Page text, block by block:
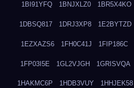
1BI91YFQ 1BNJXLZ0 1BR5X4KO
1DBSQ817 1DRJ3XP8 1E2BYTZD
1EZXAZS6 1FH0C41J 1FIP186C
1FP03I5E 1GL2VJGH 1GRISVQA
1HAKMC6P 1HDB3VUY 1HHJEK58